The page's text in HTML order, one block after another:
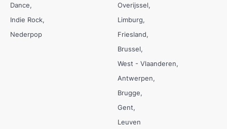
Dance
Indie Rock
Nederpop
Overijssel
Limburg
Friesland
Brussel
West - Vlaanderen
Antwerpen
Brugge
Gent
Leuven